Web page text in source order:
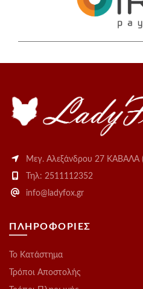
Μεγ. Αλεξάνδρου 27 ΚΑΒΑΛΑ
Τηλ: 2511112352
info@ladyfox.gr
ΠΛΗΡΟΦΟΡΙΕΣ
Το Kατάστημα
Τρόποι Αποστολής